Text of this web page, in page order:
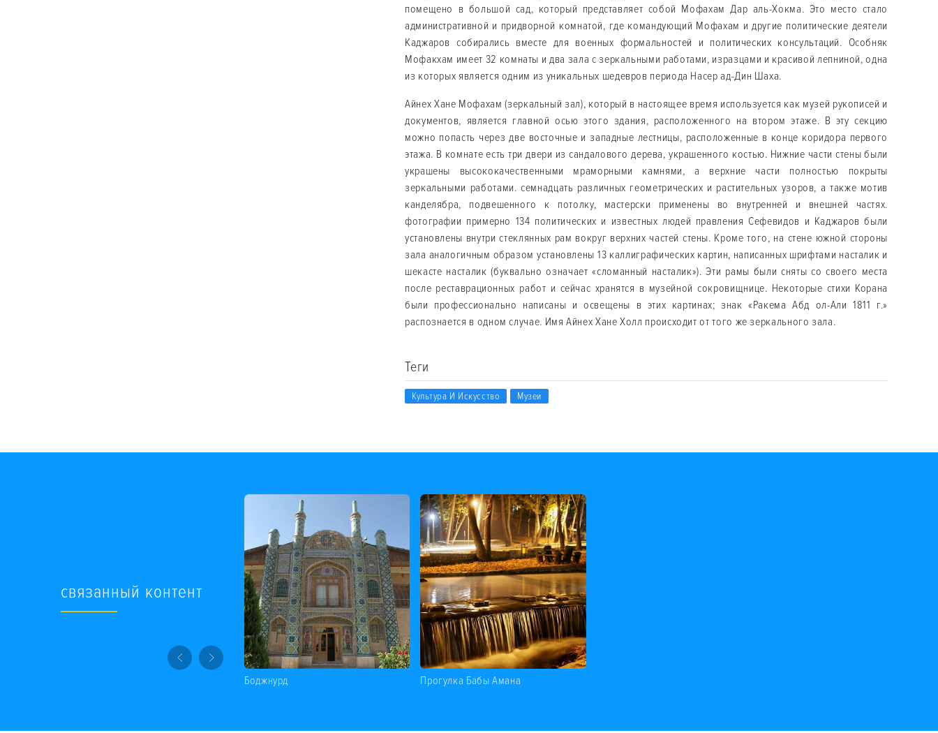
помещено в большой сад, который представляет собой Мофахам Дар аль-Хокма. Это место стало
административной и придворной комнатой, где командующий Мофахам и другие политические деятели
Каджаров собирались вместе для военных формальностей и политических консультаций. Особняк
Мофакхам имеет 32 комнаты и два зала с зеркальными работами, изразцами и красивой лепниной, одна
из которых является одним из уникальных шедевров периода Насер ад-Дин Шаха.
Айнех Хане Мофахам (зеркальный зал), который в настоящее время используется как музей рукописей и
документов, является главной осью этого здания, расположенного на втором этаже. В эту секцию
можно попасть через две восточные и западные лестницы, расположенные в конце коридора первого
этажа. В комнате есть три двери из сандалового дерева, украшенного костью. Нижние части стены были
украшены высококачественными мраморными камнями, а верхние части полностью покрыты
зеркальными работами. семнадцать различных геометрических и растительных узоров, а также мотив
канделябра, подвешенного к потолку, мастерски применены во внутренней и внешней частях.
фотографии примерно 134 политических и известных людей правления Сефевидов и Каджаров были
установлены внутри стеклянных рам вокруг верхних частей стены. Кроме того, на стене южной стороны
зала аналогичным образом установлены 13 каллиграфических картин, написанных шрифтами насталик и
шекасте насталик (буквально означает «сломанный насталик»). Эти рамы были сняты со своего места
после реставрационных работ и сейчас хранятся в музейной сокровищнице. Некоторые стихи Корана
были профессионально написаны и освещены в этих картинах; знак «Ракема Абд ол-Али 1811 г.»
распознается в одном случае. Имя Айнех Хане Холл происходит от того же зеркального зала.
Теги
Культура И Искусство Музеи
связанный контент
Боджнурд Прогулка Бабы Амана